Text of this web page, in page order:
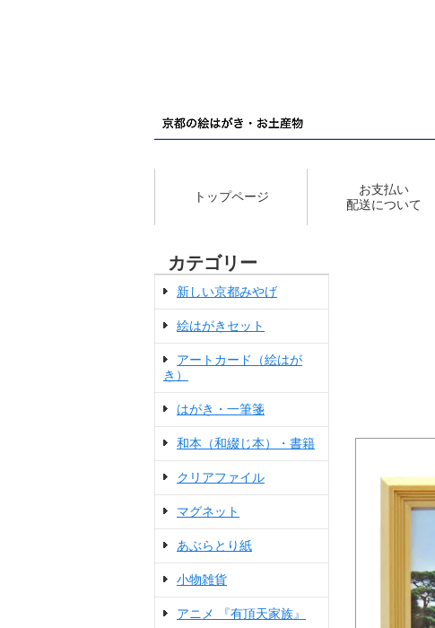
トップページ
お支払い
配送について
カテゴリー
新しい京都みやげ
絵はがきセット
アートカード（絵はが
き）
はがき・一筆箋
和本（和綴じ本）・書籍
クリアファイル
マグネット
あぶらとり紙
小物雑貨
アニメ 『有頂天家族』